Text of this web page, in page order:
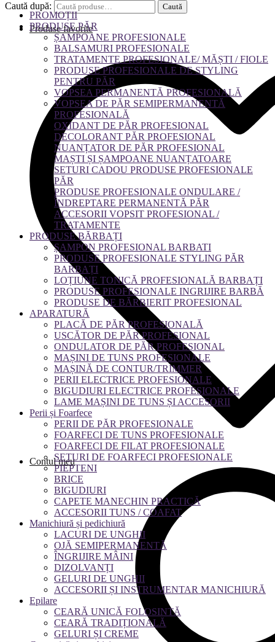
Caută după: Caută
Produse favorite
Contul meu
PROMOȚII
PRODUSE PĂR
ȘAMPOANE PROFESIONALE
BALSAMURI PROFESIONALE
TRATAMENTE PROFESIONALE/ MĂȘTI / FIOLE
PRODUSE PROFESIONALE DE STYLING
PENTRU PĂR
VOPSEA PERMANENTĂ PROFESIONALĂ
VOPSEA DE PĂR SEMIPERMANENTĂ
PROFESIONALĂ
OXIDANT DE PĂR PROFESIONAL
DECOLORANT PĂR PROFESIONAL
NUANȚATOR DE PĂR PROFESIONAL
MAȘTI ȘI ȘAMPOANE NUANȚATOARE
SETURI CADOU PRODUSE PROFESIONALE
PĂR
PRODUSE PROFESIONALE ONDULARE /
ÎNDREPTARE PERMANENTĂ PĂR
ACCESORII VOPSIT PROFESIONAL /
TRATAMENTE
PRODUSE BĂRBAȚI
ȘAMPON PROFESIONAL BARBATI
PRODUSE PROFESIONALE STYLING PĂR
BARBAȚI
LOȚIUNE TONICĂ PROFESIONALĂ BARBAȚI
PRODUSE PROFESIONALE INGRIJIRE BARBĂ
PRODUSE DE BĂRBIERIT PROFESIONAL
APARATURĂ
PLACĂ DE PĂR PROFESIONALĂ
USCĂTOR DE PĂR PROFESIONAL
ONDULATOR DE PĂR PROFESIONAL
MAȘINI DE TUNS PROFESIONALE
MAȘINĂ DE CONTUR/TRIMMER
PERII ELECTRICE PROFESIONALE
BIGUDIURI ELECTRICE PROFESIONALE
LAME MAȘINI DE TUNS ȘI ACCESORII
Perii și Foarfece
PERII DE PĂR PROFESIONALE
FOARFECI DE TUNS PROFESIONALE
FOARFECI DE FILAT PROFESIONALE
SETURI DE FOARFECI PROFESIONALE
PIEPTENI
BRICE
BIGUDIURI
CAPETE MANECHIN PRACTICĂ
ACCESORII TUNS / COAFAT
Manichiură și pedichiură
LACURI DE UNGHII
OJĂ SEMIPERMANENTĂ
ÎNGRIJIRE MÂINI
DIZOLVANȚI
GELURI DE UNGHII
ACCESORII ȘI INSTRUMENTAR MANICHIURĂ
Epilare
CEARĂ UNICĂ FOLOSINTĂ
CEARĂ TRADIȚIONALĂ
GELURI ȘI CREME